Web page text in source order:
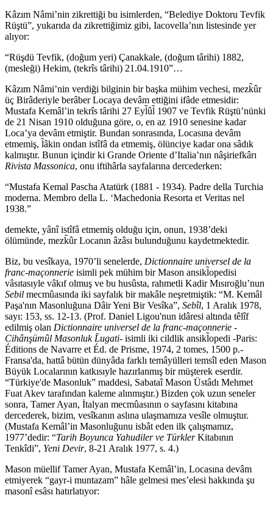
Kâzım Nâmi’nin zikrettiği bu isimlerden, “Belediye Doktoru Tevfik
Rüştü”, yukarıda da zikrettiğimiz gibi, Iacovella’nın listesinde yer
alıyor:
“Rüşdü Tevfik, (doğum yeri) Çanakkale, (doğum târihi) 1882,
(mesleği) Hekim, (tekrîs târihi) 21.04.1910”…
Kâzım Nâmi’nin verdiği bilginin bir başka mühim vechesi, mezk̃ûr
üç Birâderiyle berâber Locaya devâm ettiğini ifâde etmesidir:
Mustafa Kemâl’in tekrîs târihi 27 Eyl̃ûl̃ 1907 ve Tevfik Rüştü’nünki
de 21 Nisan 1910 olduğuna göre, o, en az 1910 senesine kadar
Loca’ya devâm etmiştir. Bundan sonrasında, Locasına devâm
etmemiş, l̃âkin ondan istîfâ da etmemiş, ölünciye kadar ona sâdık
kalmıştır. Bunun içindir ki Grande Oriente d’Italia’nın nâşiriefkârı
Rivista Massonica, onu iftihârla sayfalarına dercederken:
“Mustafa Kemal Pascha Atatürk (1881 - 1934). Padre della Turchia
moderna. Membro della L. ‘Machedonia Resorta et Veritas nel
1938.”
demekte, yânî istîfâ etmemiş olduğu için, onun, 1938’deki
ölümünde, mezk̃ûr Locanın âzâsı bulunduğunu kaydetmektedir.
Biz, bu vesîkaya, 1970’li senelerde, Dictionnaire universel de la
franc-maçonnerie isimli pek mühim bir Mason ansikl̃opedisi
vâsıtasıyle vâkıf olmuş ve bu husûsta, rahmetli Kadir Mısıroğlu’nun
Sebil mecmûasında iki sayfalık bir makâle neşretmiştik: “M. Kemâl
Paşa'nın Masonluğuna Dâir Yeni Bir Vesîka”, Sebîl, 1 Aralık 1978,
sayı: 153, ss. 12-13. (Prof. Daniel Ligou'nun idâresi altında têlîf
edilmiş olan Dictionnaire universel de la franc-maçonnerie -
Cihânşümûl Masonluk L̃ugati- isimli iki cildlik ansikl̃opedi -Paris:
Éditions de Navarre et Éd. de Prisme, 1974, 2 tomes, 1500 p.-
Fransa'da, hattâ bütün dünyâda farklı temâyülleri temsîl eden Mason
Büyük Localarının katkısıyle hazırlanmış bir müşterek eserdir.
“Türkiye'de Masonluk” maddesi, Sabataî Mason Üstâdı Mehmet
Fuat Akev tarafından kaleme alınmıştır.) Bizden çok uzun seneler
sonra, Tamer Ayan, İtalyan mecmûasının o sayfasını kitabına
dercederek, bizim, vesîkanın aslına ulaşmamıza vesîle olmuştur.
(Mustafa Kemâl’in Masonluğunu isbât eden ilk çalışmamız,
1977’dedir: “Tarih Boyunca Yahudiler ve TürklerKitabının
Tenkîdi”, Yeni Devir, 8-21 Aralık 1977, s. 4.)
Mason müellif Tamer Ayan, Mustafa Kemâl’in, Locasına devâm
etmiyerek “gayr-i muntazam” hâle gelmesi mes’elesi hakkında şu
masonî esâsı hatırlatıyor: